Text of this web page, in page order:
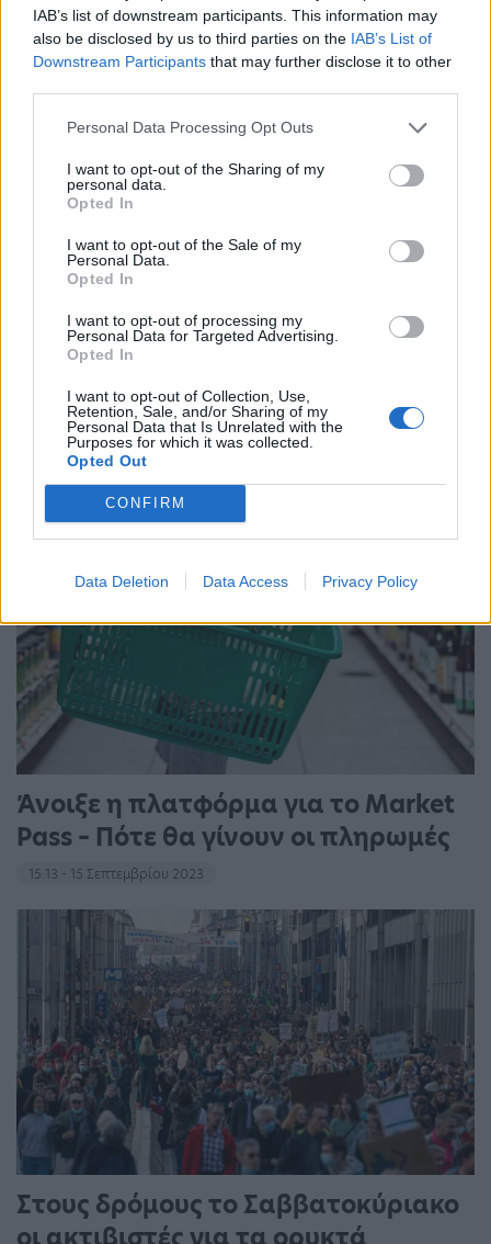
IAB’s list of downstream participants. This information may
also be disclosed by us to third parties on the IAB’s List of
Downstream Participants that may further disclose it to other
Personal Data Processing Opt Outs
I want to opt-out of the Sharing of my
personal data.
Opted In
I want to opt-out of the Sale of my
Personal Data.
Opted In
I want to opt-out of processing my
Personal Data for Targeted Advertising.
Opted In
I want to opt-out of Collection, Use,
Retention, Sale, and/or Sharing of my
Personal Data that Is Unrelated with the
Purposes for which it was collected.
Opted Out
CONFIRM
Data Deletion Data Access Privacy Policy
20:14 - 15 Σεπτεμβρίου 2023
Ένας στους 4 αναιρεί τα οφέλη των
υγιεινών γευμάτων με ανθυγιεινά
σνακ
18:11 - 15 Σεπτεμβρίου 2023
Άνοιξε η πλατφόρμα για το Market
Pass – Πότε θα γίνουν οι πληρωμές
15:13 - 15 Σεπτεμβρίου 2023
Στους δρόμους το Σαββατοκύριακο